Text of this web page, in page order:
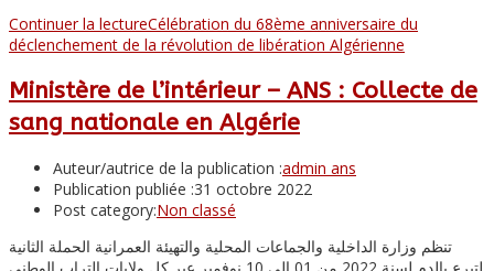
Continuer la lectureCélébration du 68ème anniversaire du
déclenchement de la révolution de libération Algérienne
Ministère de l’intérieur – ANS : Collecte de
sang nationale en Algérie
Auteur/autrice de la publication :admin ans
Publication publiée :31 octobre 2022
Post category:Non classé
تنظم وزارة الداخلية والجماعات المحلية والتهيئة العمرانية الحملة الثانية